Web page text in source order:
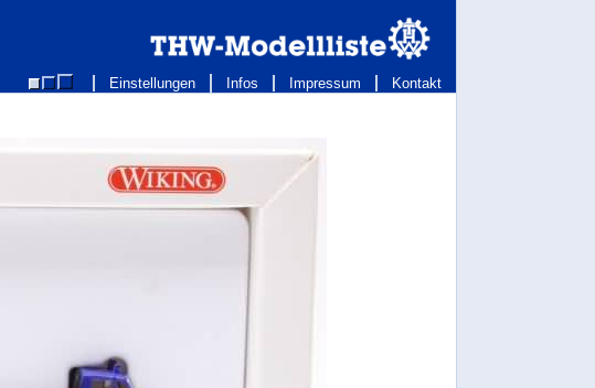
Einstellungen Infos Impressum
Kontakt